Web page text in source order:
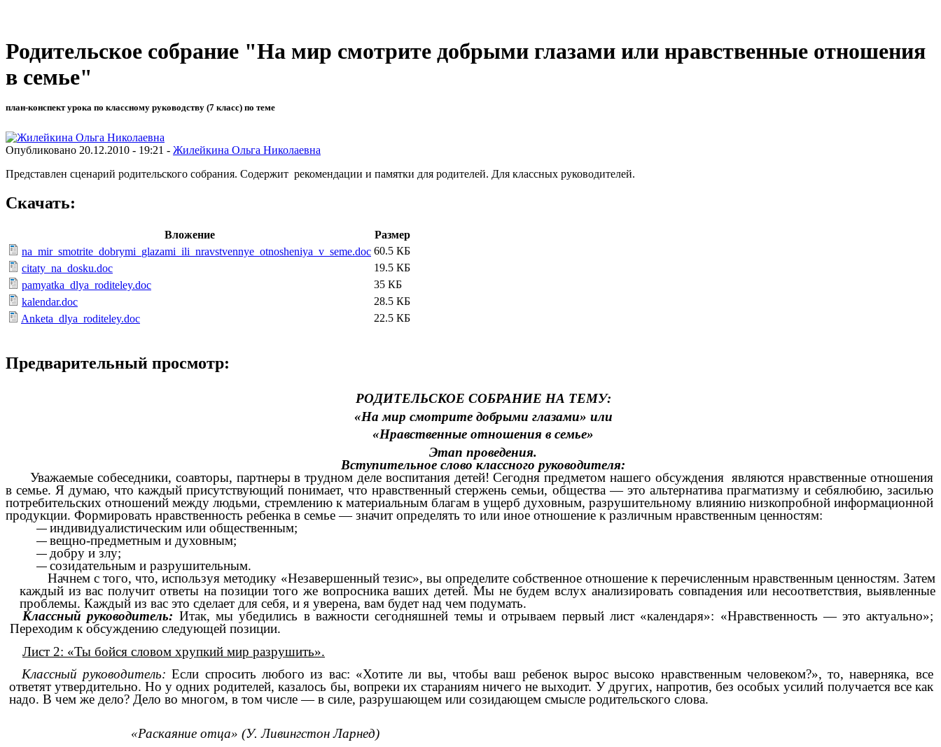
Родительское собрание "На мир смотрите добрыми глазами или нравственные отношения
в семье"
план-конспект урока по классному руководству (7 класс) по теме
Опубликовано 20.12.2010 - 19:21 - Жилейкина Ольга Николаевна
Представлен сценарий родительского собрания. Содержит рекомендации и памятки для родителей. Для классных руководителей.
Скачать:
Вложение
Размер
na_mir_smotrite_dobrymi_glazami_ili_nravstvennye_otnosheniya_v_seme.doc 60.5 КБ
citaty_na_dosku.doc
19.5 КБ
pamyatka_dlya_roditeley.doc
35 КБ
kalendar.doc
28.5 КБ
Anketa_dlya_roditeley.doc
22.5 КБ
Предварительный просмотр:
РОДИТЕЛЬСКОЕ СОБРАНИЕ НА ТЕМУ:
«На мир смотрите добрыми глазами» или
«Нравственные отношения в семье»
Этап проведения.
Вступительное слово классного руководителя:
Уважаемые собеседники, соавторы, партнеры в трудном деле воспитания детей! Сегодня предметом нашего обсуждения являются нравственные отношения
в семье. Я думаю, что каждый присутствующий понимает, что нравственный стержень семьи, общества — это альтернатива прагматизму и себялюбию, засилью
потребительских отношений между людьми, стремлению к материальным благам в ущерб духовным, разрушительному влиянию низкопробной информационной
продукции. Формировать нравственность ребенка в семье — значит определять то или иное отношение к различным нравственным ценностям:
индивидуалистическим или общественным;
вещно-предметным и духовным;
добру и злу;
созидательным и разрушительным.
Начнем с того, что, используя методику «Незавершенный тезис», вы определите собственное отношение к перечисленным нравственным ценностям. Затем
каждый из вас получит ответы на позиции того же вопросника ваших детей. Мы не будем вслух анализировать совпадения или несоответствия, выявленные
проблемы. Каждый из вас это сделает для себя, и я уверена, вам будет над чем подумать.
Классный руководитель: Итак, мы убедились в важности сегодняшней темы и отрываем первый лист «календаря»: «Нравственность — это актуально»;
Переходим к обсуждению следующей позиции.
Лист 2: «Ты бойся словом хрупкий мир разрушить».
Классный руководитель:Если спросить любого из вас: «Хотите ли вы, чтобы ваш ребенок вырос высоко нравственным человеком?», то, наверняка, все
ответят утвердительно. Но у одних родителей, казалось бы, вопреки их стараниям ничего не выходит. У других, напротив, без особых усилий получается все как
надо. В чем же дело? Дело во многом, в том числе — в силе, разрушающем или созидающем смысле родительского слова.
«Раскаяние отца» (У. Ливингстон Ларнед)